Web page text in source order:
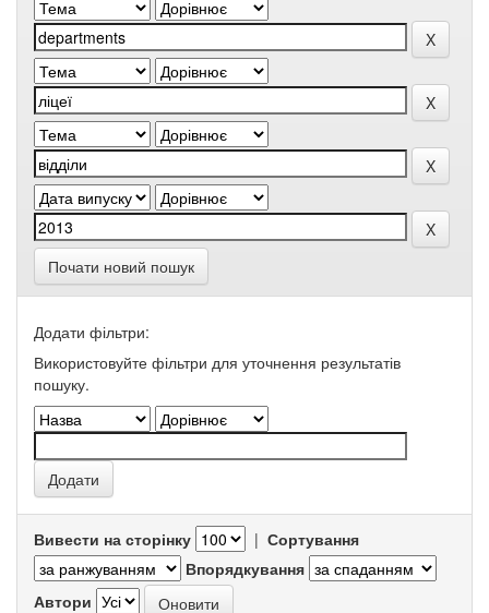
Почати новий пошук
Додати фільтри:
Використовуйте фільтри для уточнення результатів
пошуку.
Вивести на сторінку | Сортування
Впорядкування
Автори